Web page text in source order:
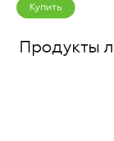
Купить
Продукты